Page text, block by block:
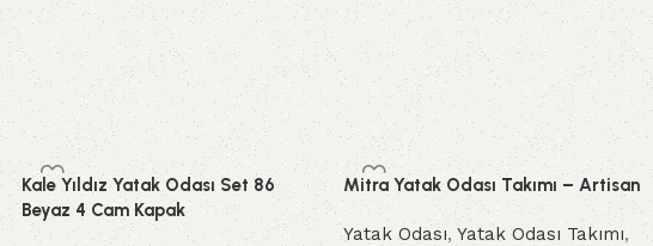
Kale Yıldız Yatak Odası Set 86
Beyaz 4 Cam Kapak
Mitra Yatak Odası Takımı – Artisan
Yatak Odası,Yatak Odası Takımı,